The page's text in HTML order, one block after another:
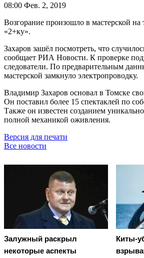
08:00 Фев. 2, 2019
Возгорание произошло в мастерской на
«2+ку».
Захаров зашёл посмотреть, что
сообщает РИА Новости. К проверке
следователи. По предварительным
мастерской замкнуло электропроводку.
Владимир Захаров основал в Томске
Он поставил более 15 спектаклей по
Также он известен созданием
полной механикой оживления.
Версия для печати
Все новости
Залужный раскрыл
некоторые аспекты
Киты-